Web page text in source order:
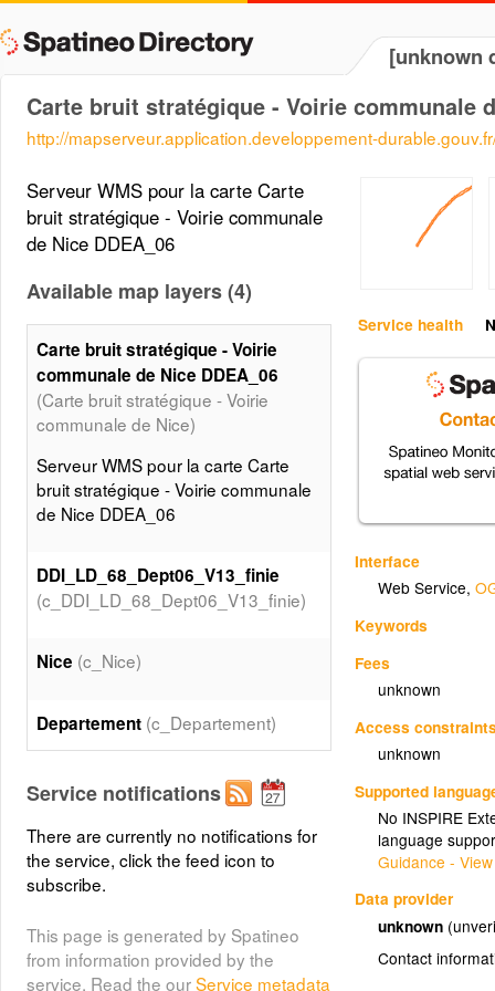
[unknown
Carte bruit stratégique - Voirie communale
http://mapserveur.application.developpement-
Service health
Interface
Web Service,
Keywords
Fees
unknown
Access
unknown
Supported
No INSPIRE
language
Guidance -
Data provider
unknown
Contact
Serveur WMS pour la carte Carte
bruit stratégique - Voirie communale
de Nice DDEA_06
Available map layers (4)
Carte bruit stratégique - Voirie
communale de Nice DDEA_06
(Carte bruit stratégique - Voirie
communale de Nice)
Serveur WMS pour la carte Carte
bruit stratégique - Voirie communale
de Nice DDEA_06
DDI_LD_68_Dept06_V13_finie
(c_DDI_LD_68_Dept06_V13_finie)
Nice (c_Nice)
Departement (c_Departement)
Service notifications
There are currently no notifications for
the service, click the feed icon to
subscribe.
This page is generated by Spatineo
from information provided by the
service. Read the ourService metadata